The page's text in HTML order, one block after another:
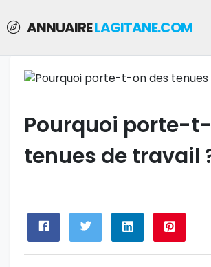
ANNUAIRELAGITANE.COM
Pourquoi porte-
tenues de travail